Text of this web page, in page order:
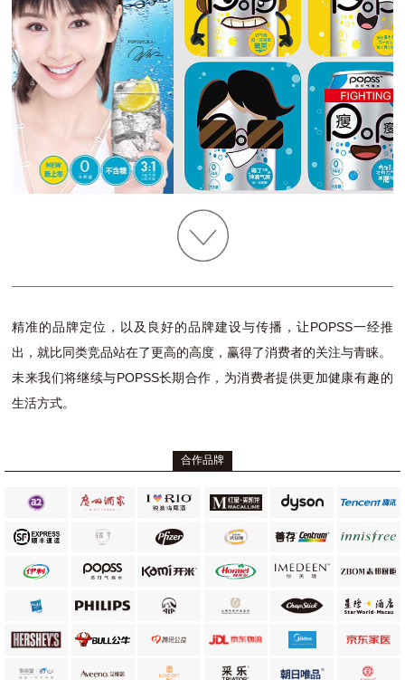
精准的品牌定位，以及良好的品牌建设与传播，让POPSS一经推
出，就比同类竞品站在了更高的高度，赢得了消费者的关注与青睐。
未来我们将继续与POPSS长期合作，为消费者提供更加健康有趣的
生活方式。
合作品牌